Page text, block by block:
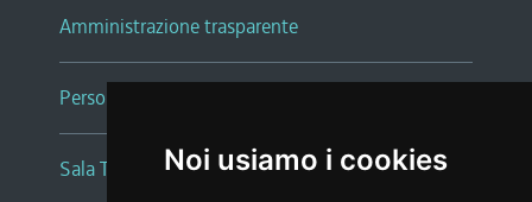
Noi usiamo i cookies
Amministrazione trasparente
Persone e Uffici
Sala Tiziano Tessitori